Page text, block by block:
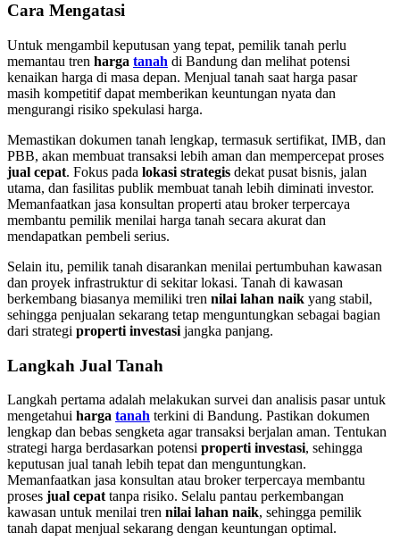
Cara Mengatasi
Untuk mengambil keputusan yang tepat, pemilik tanah perlu
memantau tren harga tanah di Bandung dan melihat potensi
kenaikan harga di masa depan. Menjual tanah saat harga pasar
masih kompetitif dapat memberikan keuntungan nyata dan
mengurangi risiko spekulasi harga.
Memastikan dokumen tanah lengkap, termasuk sertifikat, IMB, dan
PBB, akan membuat transaksi lebih aman dan mempercepat proses
jual cepat. Fokus pada lokasi strategis dekat pusat bisnis, jalan
utama, dan fasilitas publik membuat tanah lebih diminati investor.
Memanfaatkan jasa konsultan properti atau broker terpercaya
membantu pemilik menilai harga tanah secara akurat dan
mendapatkan pembeli serius.
Selain itu, pemilik tanah disarankan menilai pertumbuhan kawasan
dan proyek infrastruktur di sekitar lokasi. Tanah di kawasan
berkembang biasanya memiliki tren nilai lahan naik yang stabil,
sehingga penjualan sekarang tetap menguntungkan sebagai bagian
dari strategi properti investasi jangka panjang.
Langkah Jual Tanah
Langkah pertama adalah melakukan survei dan analisis pasar untuk
mengetahui harga tanah terkini di Bandung. Pastikan dokumen
lengkap dan bebas sengketa agar transaksi berjalan aman. Tentukan
strategi harga berdasarkan potensi properti investasi, sehingga
keputusan jual tanah lebih tepat dan menguntungkan.
Memanfaatkan jasa konsultan atau broker terpercaya membantu
proses jual cepattanpa risiko. Selalu pantau perkembangan
kawasan untuk menilai tren nilai lahan naik, sehingga pemilik
tanah dapat menjual sekarang dengan keuntungan optimal.